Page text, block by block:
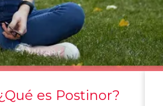
es Postinor?